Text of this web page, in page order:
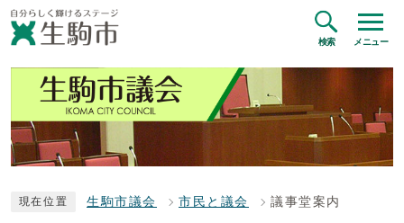
検索 メニュー
現在位置 生駒市議会 市民と議会 議事堂案内